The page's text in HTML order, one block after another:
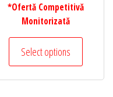
*Ofertă Competitivă
Monitorizată
Select options